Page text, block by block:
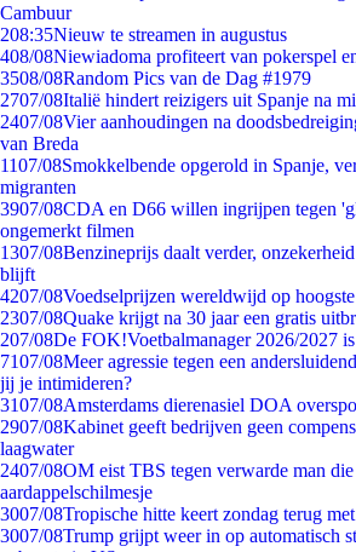
Cambuur
208:35Nieuw te streamen in augustus
408/08Niewiadoma profiteert van pokerspel
3508/08Random Pics van de Dag #1979
2707/08Italië hindert reizigers uit Spanje na
2407/08Vier aanhoudingen na
van Breda
1107/08Smokkelbende opgerold in Spanje,
migranten
3907/08CDA en D66 willen ingrijpen tegen
ongemerkt filmen
1307/08Benzineprijs daalt verder,
blijft
4207/08Voedselprijzen wereldwijd op
2307/08Quake krijgt na 30 jaar een gratis
207/08De FOK!Voetbalmanager 2026/2027
7107/08Meer agressie tegen een
jij je intimideren?
3107/08Amsterdams dierenasiel DOA
2907/08Kabinet geeft bedrijven geen
laagwater
2407/08OM eist TBS tegen verwarde man die
aardappelschilmesje
3007/08Tropische hitte keert zondag terug
3007/08Trump grijpt weer in op automatisch